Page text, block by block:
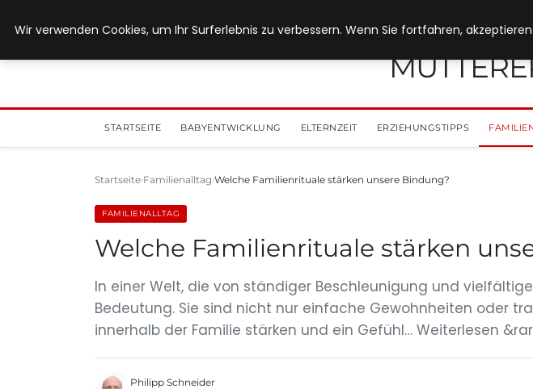
STARTSEITE BABYENTWICKLUNG ELTERNZEIT ERZIEHUNGSTIPPS
Startseite Familienalltag Welche Familienrituale stärken unsere Bindung?
FAMILIENALLTAG
Welche Familienrituale stärken
In einer Welt, die von ständiger Beschleunigung und
Bedeutung. Sie sind nicht nur einfache Gewohnheiten oder
innerhalb der Familie stärken und ein Gefühl… Weiterlesen
Philipp Schneider
Wir verwenden Cookies, um Ihr Surferlebnis zu verbessern. Wenn Sie fortfahren,